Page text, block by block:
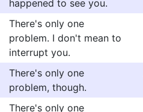
happened to see you.
There's only one
problem. I don't mean to
interrupt you.
There's only one
problem, though.
There's only one